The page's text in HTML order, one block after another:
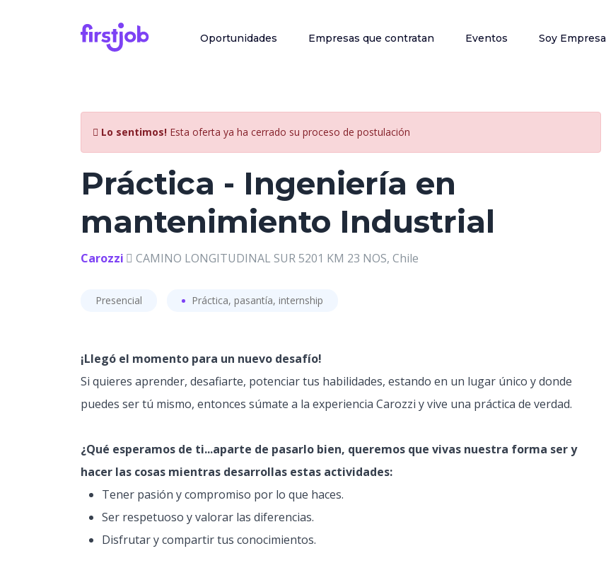
Oportunidades Empresas que contratan Eventos Soy Empresa
Lo sentimos! Esta oferta ya ha cerrado su proceso de postulación
Práctica - Ingeniería en
mantenimiento Industrial
Carozzi CAMINO LONGITUDINAL SUR 5201 KM 23 NOS, Chile
Presencial Práctica, pasantía, internship
¡Llegó el momento para un nuevo desafío!
Si quieres aprender, desafiarte, potenciar tus habilidades, estando en un lugar único y donde
puedes ser tú mismo, entonces súmate a la experiencia Carozzi y vive una práctica de verdad.
¿Qué esperamos de ti...aparte de pasarlo bien, queremos que vivas nuestra forma ser y
hacer las cosas mientras desarrollas estas actividades:
Tener pasión y compromiso por lo que haces.
Ser respetuoso y valorar las diferencias.
Disfrutar y compartir tus conocimientos.